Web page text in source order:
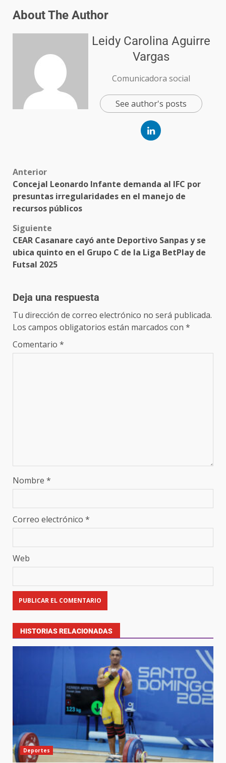
About The Author
Leidy Carolina Aguirre
Vargas
Comunicadora social
See author's posts
Anterior
Concejal Leonardo Infante demanda al IFC por
presuntas irregularidades en el manejo de
recursos públicos
Siguiente
CEAR Casanare cayó ante Deportivo Sanpas y se
ubica quinto en el Grupo C de la Liga BetPlay de
Futsal 2025
Deja una respuesta
Tu dirección de correo electrónico no será publicada.
Los campos obligatorios están marcados con *
Comentario *
Nombre *
Correo electrónico *
Web
HISTORIAS RELACIONADAS
Deportes